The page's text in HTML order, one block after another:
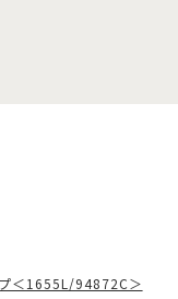
＜1655L/94872C＞